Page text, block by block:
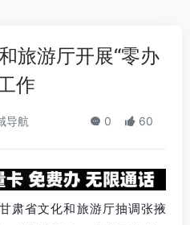
旅游厅开展“零办
作
导航 0 60
省文化和旅游厅抽调张掖